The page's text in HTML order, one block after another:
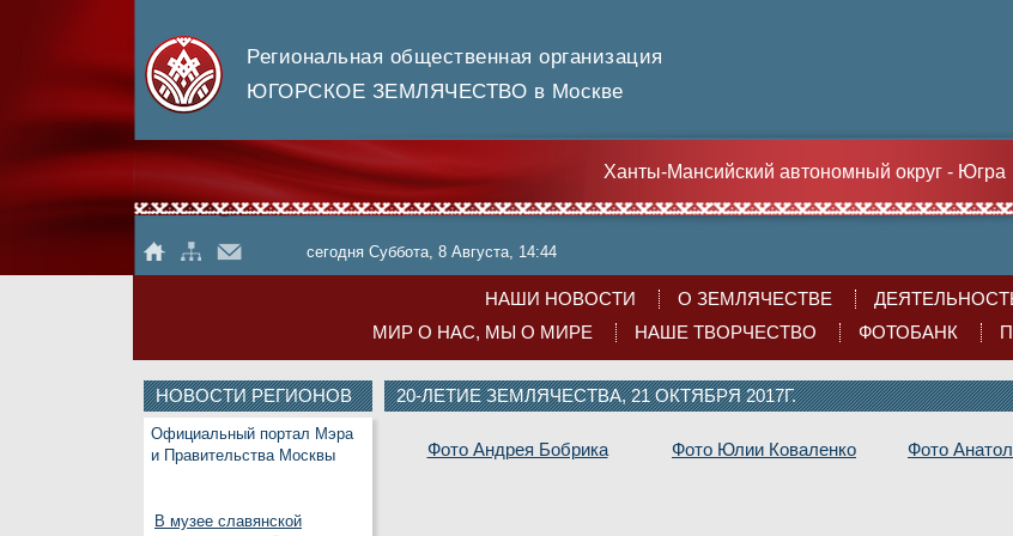
Региональная общественная организация
ЮГОРСКОЕ ЗЕМЛЯЧЕСТВО в Москве
Ханты-Мансийский автономный округ - Югра
сегодня Суббота, 8 Августа, 14:44
НАШИ НОВОСТИ О ЗЕМЛЯЧЕСТВЕ
МИР О НАС, МЫ О МИРЕ
НАШЕ ТВОРЧЕСТВО ФОТОБАНК
НОВОСТИ РЕГИОНОВ
Официальный портал Мэра
и Правительства Москвы
В музее славянской
20-ЛЕТИЕ ЗЕМЛЯЧЕСТВА, 21 ОКТЯБРЯ 2017Г.
Фото Андрея Бобрика Фото Юлии Коваленко Фото